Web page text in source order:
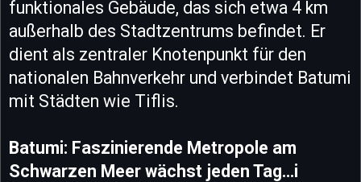
funktionales Gebäude, das sich etwa 4 km
außerhalb des Stadtzentrums befindet. Er
dient als zentraler Knotenpunkt für den
nationalen Bahnverkehr und verbindet Batumi
mit Städten wie Tiflis.
Batumi: Faszinierende Metropole am
Schwarzen Meer wächst jeden Tag...i